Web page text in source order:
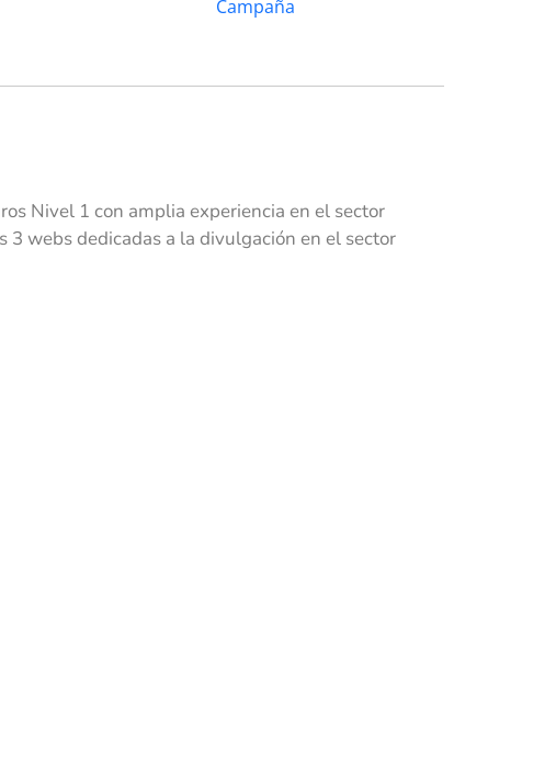
Nivel 1 con amplia experiencia en el sector
3 webs dedicadas a la divulgación en el sector